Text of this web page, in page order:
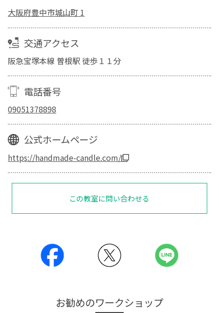
大阪府豊中市城山町 1
交通アクセス
阪急宝塚本線 曽根駅 徒歩１１分
電話番号
09051378898
公式ホームページ
https://handmade-candle.com/
この教室に問い合わせる
お勧めのワークショップ